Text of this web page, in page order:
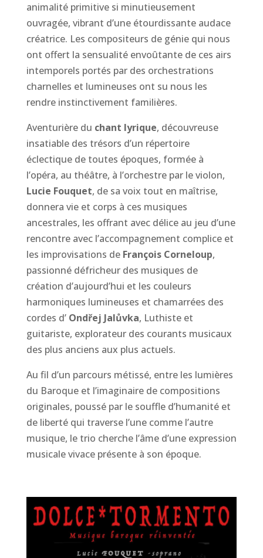
animalité primitive si minutieusement
ouvragée, vibrant d’une étourdissante audace
créatrice. Les compositeurs de génie qui nous
ont offert la sensualité envoûtante de ces airs
intemporels portés par des orchestrations
charnelles et lumineuses ont su nous les
rendre instinctivement familières.
Aventurière du chant lyrique, découvreuse
insatiable des trésors d’un répertoire
éclectique de toutes époques, formée à
l’opéra, au théâtre, à l’orchestre par le violon,
Lucie Fouquet, de sa voix tout en maîtrise,
donnera vie et corps à ces musiques
ancestrales, les offrant avec délice au jeu d’une
rencontre avec l’accompagnement complice et
les improvisations de François Corneloup,
passionné défricheur des musiques de
création d’aujourd’hui et les couleurs
harmoniques lumineuses et chamarrées des
cordes d’ Ondřej Jalůvka, Luthiste et
guitariste, explorateur des courants musicaux
des plus anciens aux plus actuels.
Au fil d’un parcours métissé, entre les lumières
du Baroque et l’imaginaire de compositions
originales, poussé par le souffle d’humanité et
de liberté qui traverse l’une comme l’autre
musique, le trio cherche l’âme d’une expression
musicale vivace présente à son époque.